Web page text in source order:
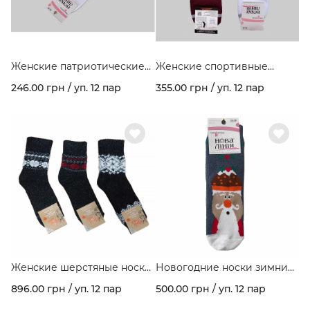
Женские патриотические
носки флаг Украины
246.00 грн / уп. 12 пар
Женские спортивные
носки в полоску "Premium"
Арт.416
355.00 грн / уп. 12 пар
Женские шерстяные носки
с орнаментом арт. 158
896.00 грн / уп. 12 пар
Новогодние носки зимние
махровые с рисунком
"Santa" ассорти цветов в
500.00 грн / уп. 12 пар